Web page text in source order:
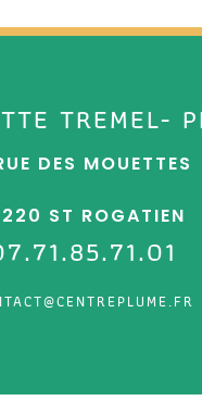
TREMEL-
DES MOUETTES
ST ROGATIEN